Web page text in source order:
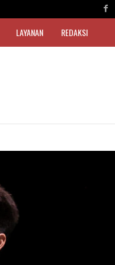
LAYANAN REDAKSI